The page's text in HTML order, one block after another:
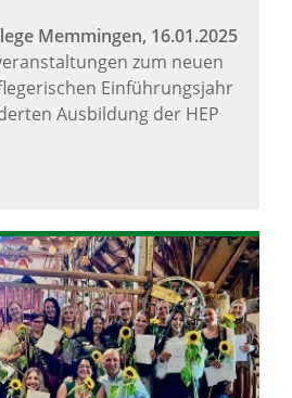
Memmingen, 16.01.2025
zum neuen
Einführungsjahr
Ausbildung der HEP